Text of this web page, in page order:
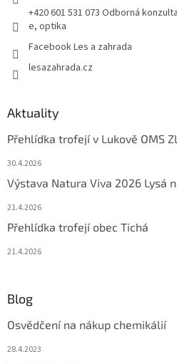
+420 601 531 073 Odborná
e, optika
Facebook Les a zahrada
lesazahrada.cz
Aktuality
Přehlídka trofejí v Lukově OMS
30.4.2026
Výstava Natura Viva 2026 Lysá
21.4.2026
Přehlídka trofejí obec Tichá
21.4.2026
Blog
Osvědčení na nákup chemikálií
28.4.2023